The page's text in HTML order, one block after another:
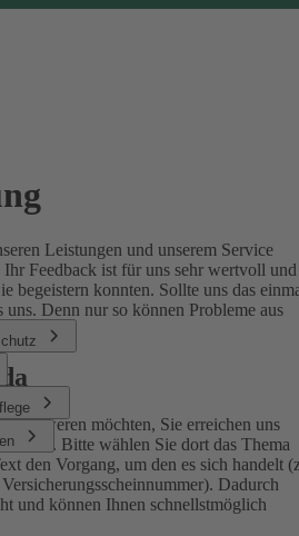
Leistungen und unserem Service
Feedback ist für uns sehr wertvoll und
begeistern konnten. Sollte uns das
uns. Denn nur so können Probleme aus
möchten, Sie erreichen uns
. Bitte wählen Sie dort das Thema
den Vorgang, um den es sich handelt
Dadurch
und können Ihnen schnellstmöglich